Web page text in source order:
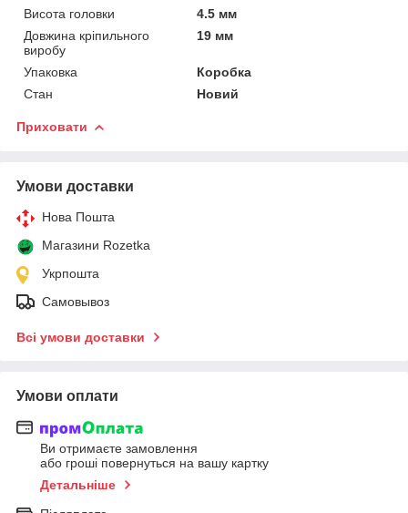
Висота головки
4.5 мм
Довжина кріпильного
виробу
19 мм
Упаковка
Коробка
Стан
Новий
Приховати
Умови доставки
Нова Пошта
Магазини Rozetka
Укрпошта
Самовывоз
Всі умови доставки
Умови оплати
Ви отримаєте замовлення
або гроші повернуться на вашу картку
Детальніше